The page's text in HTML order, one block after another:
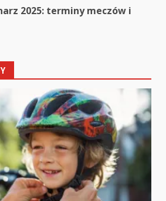
2025: terminy meczów i